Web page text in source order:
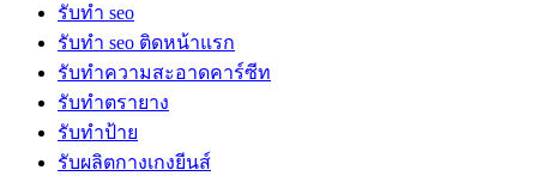
รับทำ seo
รับทำ seo ติดหน้าแรก
รับทำความสะอาดคาร์ซีท
รับทำตรายาง
รับทำป้าย
รับผลิตกางเกงยีนส์